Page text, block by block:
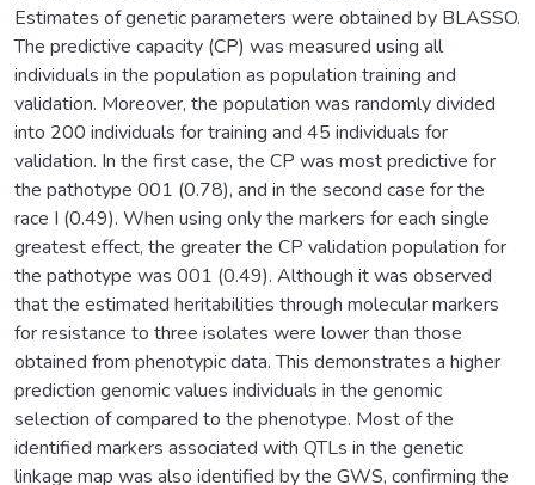
Estimates of genetic parameters were obtained by BLASSO.
The predictive capacity (CP) was measured using all
individuals in the population as population training and
validation. Moreover, the population was randomly divided
into 200 individuals for training and 45 individuals for
validation. In the first case, the CP was most predictive for
the pathotype 001 (0.78), and in the second case for the
race I (0.49). When using only the markers for each single
greatest effect, the greater the CP validation population for
the pathotype was 001 (0.49). Although it was observed
that the estimated heritabilities through molecular markers
for resistance to three isolates were lower than those
obtained from phenotypic data. This demonstrates a higher
prediction genomic values individuals in the genomic
selection of compared to the phenotype. Most of the
identified markers associated with QTLs in the genetic
linkage map was also identified by the GWS, confirming the